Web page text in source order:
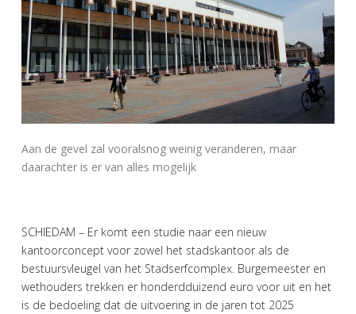
Aan de gevel zal vooralsnog weinig veranderen, maar
daarachter is er van alles mogelijk
SCHIEDAM – Er komt een studie naar een nieuw
kantoorconcept voor zowel het stadskantoor als de
bestuursvleugel van het Stadserfcomplex. Burgemeester en
wethouders trekken er honderdduizend euro voor uit en het
is de bedoeling dat de uitvoering in de jaren tot 2025